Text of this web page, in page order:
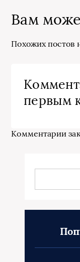
Вам
Похожих постов
первым
Комментарии